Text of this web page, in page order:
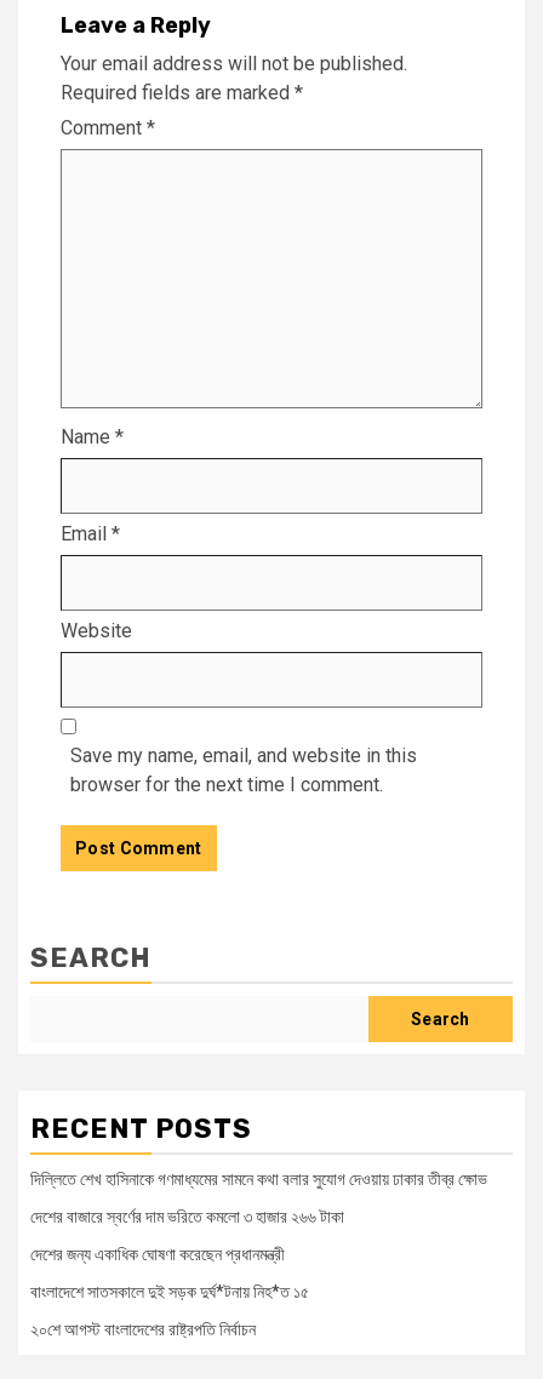
Leave a Reply
Your email address will not be published.
Required fields are marked *
Comment *
Name *
Email *
Website
Save my name, email, and website in this
browser for the next time I comment.
SEARCH
Search
RECENT POSTS
দিল্লিতে শেখ হাসিনাকে গণমাধ্যমের সামনে কথা বলার সুযোগ দেওয়ায় ঢাকার তীব্র ক্ষোভ
দেশের বাজারে স্বর্ণের দাম ভরিতে কমলো ৩ হাজার ২৬৬ টাকা
দেশের জন্য একাধিক ঘোষণা করেছেন প্রধানমন্ত্রী
বাংলাদেশে সাতসকালে দুই সড়ক দুর্ঘ*টনায় নিহ*ত ১৫
২০শে আগস্ট বাংলাদেশের রাষ্ট্রপতি নির্বাচন